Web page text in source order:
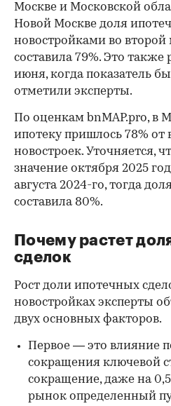
Москве и Московской
Новой Москве доля
новостройками во второй
составила 79%. Это также
июня, когда показатель
отметили эксперты.
По оценкам bnMAP.pro, в
ипотеку пришлось 78% от
новостроек. Уточняется,
значение октября 2025
августа 2024-го, тогда
составила 80%.
Почему растет
сделок
Рост доли ипотечных
новостройках эксперты
двух основных факторов.
Первое — это влияние
сокращения ключевой
сокращение, даже на
рынок определенный